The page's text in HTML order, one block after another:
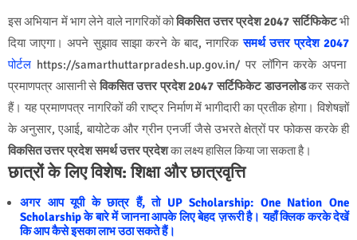
इस अभियान में भाग लेने वाले नागरिकों कोविकसित उत्तर प्रदेश 2047 सर्टिफिकेटभी
दिया जाएगा। अपने सुझाव साझा करने के बाद, नागरिकसमर्थ उत्तर प्रदेश 2047
पोर्टल https://samarthuttarpradesh.up.gov.in/ पर लॉगिन करके अपना
प्रमाणपत्र आसानी सेविकसित उत्तर प्रदेश 2047 सर्टिफिकेट डाउनलोडकर सकते
हैं। यह प्रमाणपत्र नागरिकों की राष्ट्र निर्माण में भागीदारी का प्रतीक होगा। विशेषज्ञों
के अनुसार, एआई, बायोटेक और ग्रीन एनर्जी जैसे उभरते क्षेत्रों पर फोकस करके ही
विकसित उत्तर प्रदेश समर्थ उत्तर प्रदेशका लक्ष्य हासिल किया जा सकता है।
छात्रों के लिए विशेष: शिक्षा और छात्रवृत्ति
अगर आप यूपी के छात्र हैं, तो UP Scholarship: One Nation One
Scholarship के बारे में जानना आपके लिए बेहद ज़रूरी है। यहाँ क्लिक करके देखें
कि आप कैसे इसका लाभ उठा सकते हैं।